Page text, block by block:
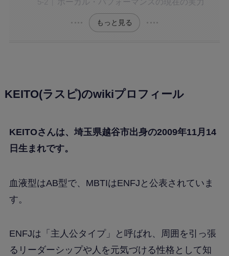
もっと見る
KEITO(ラスピ)のwikiプロフィール
KEITOさんは、埼玉県越谷市出身の2009年11月14
日生まれです。
血液型はAB型で、MBTIはENFJと公表されていま
す。
ENFJは「主人公タイプ」と呼ばれ、周囲を引っ張
るリーダーシップや人を元気づける性格として知